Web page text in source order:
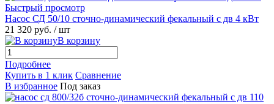
Быстрый просмотр
Насос СД 50/10 сточно-динамический фекальный с дв 4 кВт
21 320 руб. / шт
В корзину
Подробнее
Купить в 1 клик Сравнение
В избранное Под заказ